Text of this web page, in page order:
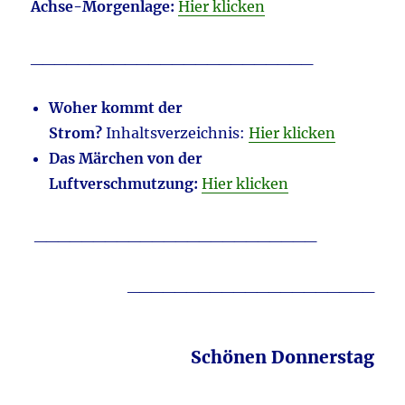
Achse-Morgenlage: Hier klicken
Woher kommt der
Strom? Inhaltsverzeichnis:Hier klicken
Das Märchen von der
Luftverschmutzung: Hier klicken
Schönen Donnerstag